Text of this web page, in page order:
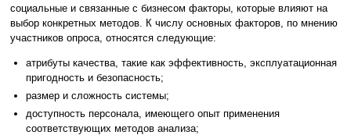
социальные и связанные с бизнесом факторы, которые влияют на
выбор конкретных методов. К числу основных факторов, по мнению
участников опроса, относятся следующие:
атрибуты качества, такие как эффективность, эксплуатационная
пригодность и безопасность;
размер и сложность системы;
доступность персонала, имеющего опыт применения
соответствующих методов анализа;